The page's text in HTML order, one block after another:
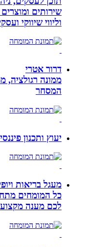
שירותים ומוצרים
וליווי שיווקי ועסקי.
דרור אטרי
ממונה רגולציה,
המסחר
יעוץ ותכנון פיננסי
מעגל בריאות ויופי
כל המומחים מתחום
לכם מענה מקצועי